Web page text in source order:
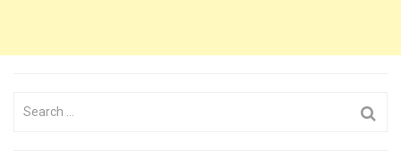
Search